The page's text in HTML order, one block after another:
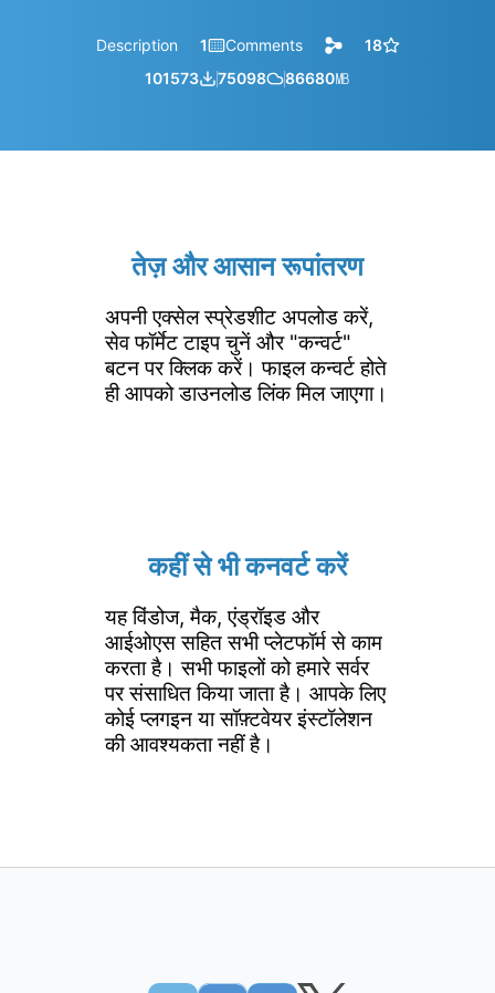
Description 1 Comments
18
101573
75098 86680㎆︎
तेज़ और आसान रूपांतरण
अपनी एक्सेल स्प्रेडशीट अपलोड करें,
सेव फॉर्मेट टाइप चुनें और "कन्वर्ट"
बटन पर क्लिक करें। फाइल कन्वर्ट होते
ही आपको डाउनलोड लिंक मिल जाएगा।
कहीं से भी कनवर्ट करें
यह विंडोज, मैक, एंड्रॉइड और
आईओएस सहित सभी प्लेटफॉर्म से काम
करता है। सभी फाइलों को हमारे सर्वर
पर संसाधित किया जाता है। आपके लिए
कोई प्लगइन या सॉफ़्टवेयर इंस्टॉलेशन
की आवश्यकता नहीं है।